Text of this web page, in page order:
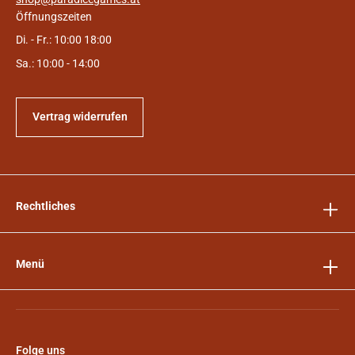
Öffnungszeiten
Di. - Fr.: 10:00 18:00
Sa.: 10:00 - 14:00
Vertrag widerrufen
Rechtliches
Menü
Folge uns